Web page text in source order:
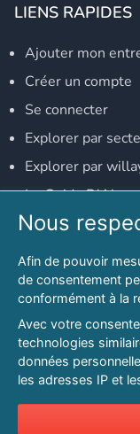
LIENS RAPIDES
Ajouter mon
Créer un compte
Se connecter
Explorer par
Explorer par
Le Guide
NOS RÉSEAUX
Notre page
Notre page
Notre page
Notre page
Nous
Afin de pouvoir
de consentement
conformément à la
Avec votre
technologies
données
les adresses IP et
sur l'intérêt légitime